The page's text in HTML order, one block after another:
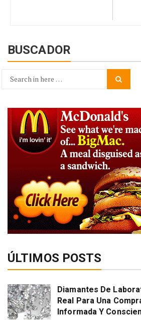
BUSCADOR
Search
ÚLTIMOS POSTS
Diamantes De
Real Para Una
Informada Y